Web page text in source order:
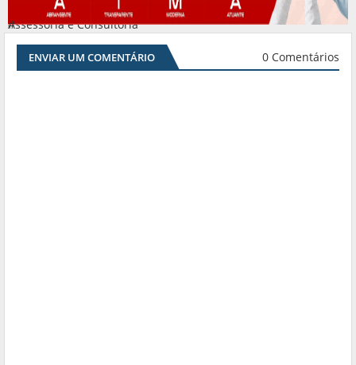
Assessoria e Consultoria
#
ENVIAR UM COMENTÁRIO 0 Comentários